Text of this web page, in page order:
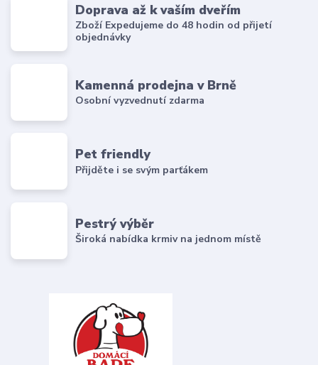
Doprava až k vaším dveřím
Zboží Expedujeme do 48 hodin od přijetí
objednávky
Kamenná prodejna v Brně
Osobní vyzvednutí zdarma
Pet friendly
Přijděte i se svým parťákem
Pestrý výběr
Široká nabídka krmiv na jednom místě